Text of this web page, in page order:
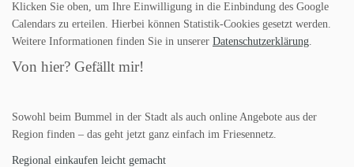
Klicken Sie oben, um Ihre Einwilligung in die Einbindung des Google
Calendars zu erteilen. Hierbei können Statistik-Cookies gesetzt werden.
Weitere Informationen finden Sie in unserer Datenschutzerklärung.
Von hier? Gefällt mir!
Sowohl beim Bummel in der Stadt als auch online Angebote aus der
Region finden – das geht jetzt ganz einfach im Friesennetz.
Regional einkaufen leicht gemacht